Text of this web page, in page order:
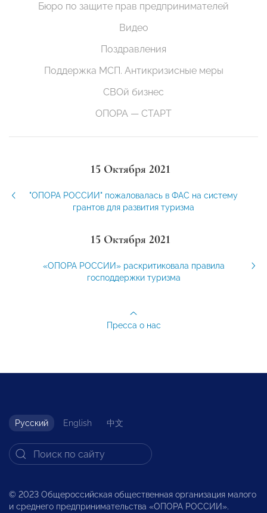
Бюро по защите прав предпринимателей
Видео
Поздравления
Поддержка МСП. Антикризисные меры
СВОй бизнес
ОПОРА — СТАРТ
15 Октября 2021
"ОПОРА РОССИИ" пожаловалась в ФАС на систему
грантов для развития туризма
15 Октября 2021
«ОПОРА РОССИИ» раскритиковала правила
господдержки туризма
Пресса о нас
Русский English 中文
© 2023 Общероссийская общественная организация малого
и среднего предпринимательства «ОПОРА РОССИИ».